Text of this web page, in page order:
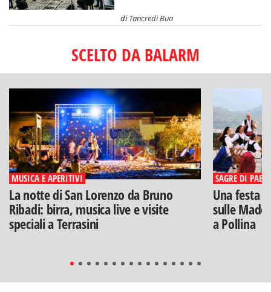
diTancredi Bua
SCELTO DA BALARM
MUSICA E APERITIVI
La notte di San Lorenzo da Bruno
Ribadi: birra, musica live e visite
speciali a Terrasini
SAGRE DI PAESE
Una festa
sulle
a Pollina